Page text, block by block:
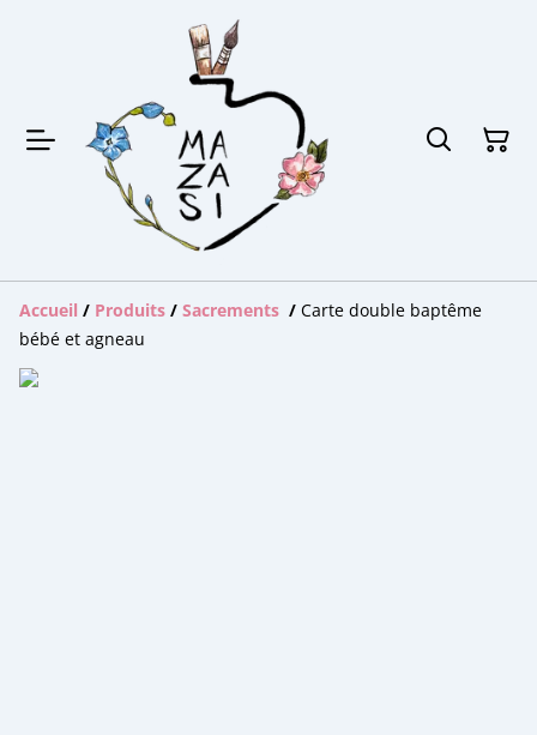
Accueil / Produits / Sacrements / Carte double baptême
bébé et agneau